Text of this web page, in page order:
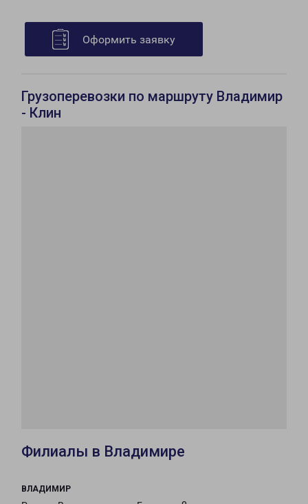
Оформить заявку
Грузоперевозки по маршруту Владимир
- Клин
Филиалы в Владимире
ВЛАДИМИР